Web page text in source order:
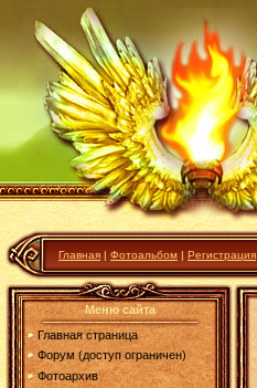
Главная | Фотоальбом | Регистрация
Меню сайта
Главная страница
Форум (доступ ограничен)
Фотоархив